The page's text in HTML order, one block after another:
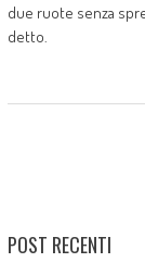
due ruote senza
detto.
POST RECENTI